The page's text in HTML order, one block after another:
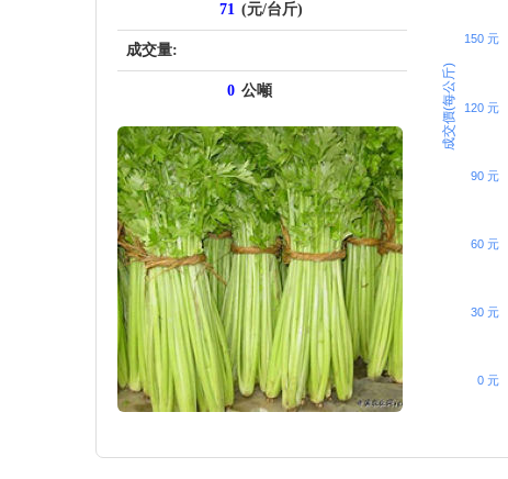
71 (元/台斤)
成交量:
0 公噸 成交價(每公斤)
0 元
30 元
60 元
90 元
120 元
150 元